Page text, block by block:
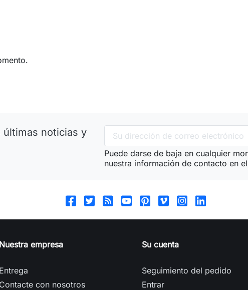
últimas noticias y
Puede darse de baja en cualquier
nuestra información de contacto en
Nuestra empresa
Entrega
Contacte con nosotros
Su cuenta
Seguimiento del pedido
Entrar